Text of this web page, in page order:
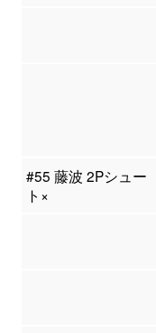
#55 藤波 2Pシュー
ト×